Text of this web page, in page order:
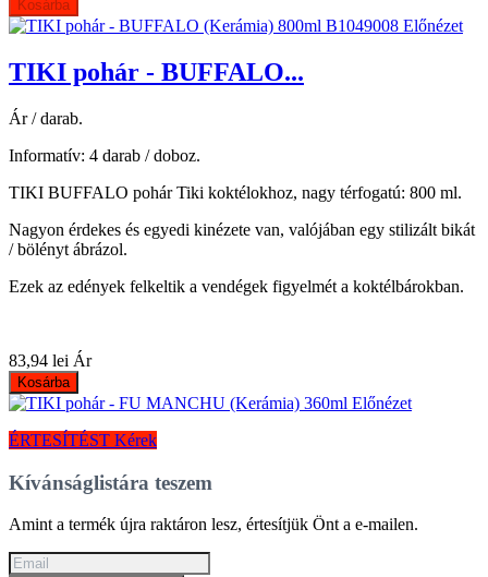
Kosárba
Előnézet
TIKI pohár - BUFFALO...
Ár / darab.
Informatív: 4 darab / doboz.
TIKI BUFFALO pohár Tiki koktélokhoz, nagy térfogatú: 800 ml.
Nagyon érdekes és egyedi kinézete van, valójában egy stilizált bikát
/ bölényt ábrázol.
Ezek az edények felkeltik a vendégek figyelmét a koktélbárokban.
83,94 lei Ár
Kosárba
Előnézet
ÉRTESÍTÉST Kérek
Kívánságlistára teszem
Amint a termék újra raktáron lesz, értesítjük Önt a e-mailen.